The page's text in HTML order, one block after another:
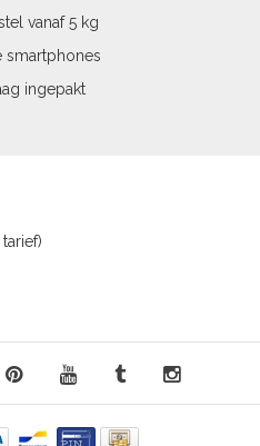
vanaf 5 kg
smartphones
ingepakt